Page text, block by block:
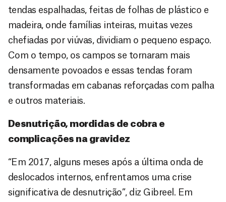
tendas espalhadas, feitas de folhas de plástico e
madeira, onde famílias inteiras, muitas vezes
chefiadas por viúvas, dividiam o pequeno espaço.
Com o tempo, os campos se tornaram mais
densamente povoados e essas tendas foram
transformadas em cabanas reforçadas com palha
e outros materiais.
Desnutrição, mordidas de cobra e
complicações na gravidez
“Em 2017, alguns meses após a última onda de
deslocados internos, enfrentamos uma crise
significativa de desnutrição”, diz Gibreel. Em